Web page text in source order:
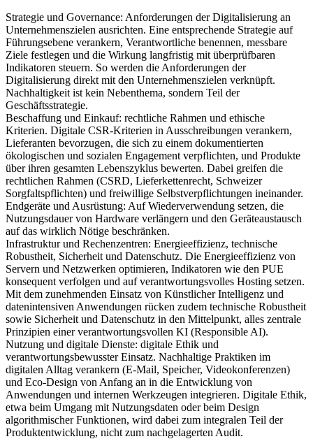
Strategie und Governance: Anforderungen der Digitalisierung an
Unternehmenszielen ausrichten. Eine entsprechende Strategie auf
Führungsebene verankern, Verantwortliche benennen, messbare
Ziele festlegen und die Wirkung langfristig mit überprüfbaren
Indikatoren steuern. So werden die Anforderungen der
Digitalisierung direkt mit den Unternehmenszielen verknüpft.
Nachhaltigkeit ist kein Nebenthema, sondern Teil der
Geschäftsstrategie.
Beschaffung und Einkauf: rechtliche Rahmen und ethische
Kriterien. Digitale CSR-Kriterien in Ausschreibungen verankern,
Lieferanten bevorzugen, die sich zu einem dokumentierten
ökologischen und sozialen Engagement verpflichten, und Produkte
über ihren gesamten Lebenszyklus bewerten. Dabei greifen die
rechtlichen Rahmen (CSRD, Lieferkettenrecht, Schweizer
Sorgfaltspflichten) und freiwillige Selbstverpflichtungen ineinander.
Endgeräte und Ausrüstung: Auf Wiederverwendung setzen, die
Nutzungsdauer von Hardware verlängern und den Geräteaustausch
auf das wirklich Nötige beschränken.
Infrastruktur und Rechenzentren: Energieeffizienz, technische
Robustheit, Sicherheit und Datenschutz. Die Energieeffizienz von
Servern und Netzwerken optimieren, Indikatoren wie den PUE
konsequent verfolgen und auf verantwortungsvolles Hosting setzen.
Mit dem zunehmenden Einsatz von Künstlicher Intelligenz und
datenintensiven Anwendungen rücken zudem technische Robustheit
sowie Sicherheit und Datenschutz in den Mittelpunkt, alles zentrale
Prinzipien einer verantwortungsvollen KI (Responsible AI).
Nutzung und digitale Dienste: digitale Ethik und
verantwortungsbewusster Einsatz. Nachhaltige Praktiken im
digitalen Alltag verankern (E-Mail, Speicher, Videokonferenzen)
und Eco-Design von Anfang an in die Entwicklung von
Anwendungen und internen Werkzeugen integrieren. Digitale Ethik,
etwa beim Umgang mit Nutzungsdaten oder beim Design
algorithmischer Funktionen, wird dabei zum integralen Teil der
Produktentwicklung, nicht zum nachgelagerten Audit.